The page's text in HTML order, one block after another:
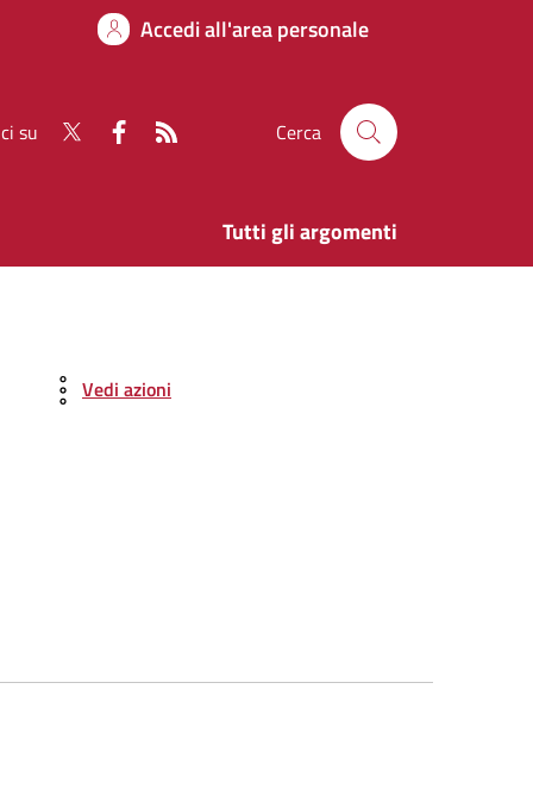
Accedi all'area personale
su Cerca
Tutti gli argomenti
Vedi azioni